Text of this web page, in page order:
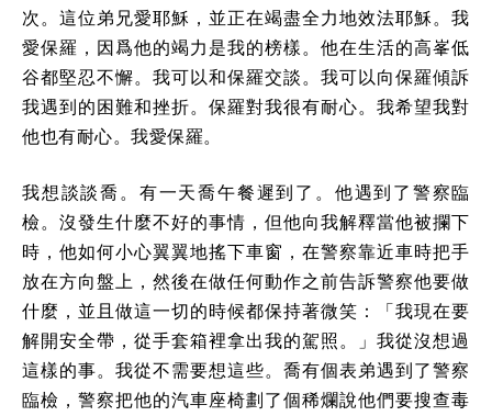
次。這位弟兄愛耶穌，並正在竭盡全力地效法耶穌。我
愛保羅，因爲他的竭力是我的榜樣。他在生活的高峯低
谷都堅忍不懈。我可以和保羅交談。我可以向保羅傾訴
我遇到的困難和挫折。保羅對我很有耐心。我希望我對
他也有耐心。我愛保羅。
我想談談喬。有一天喬午餐遲到了。他遇到了警察臨
檢。沒發生什麼不好的事情，但他向我解釋當他被攔下
時，他如何小心翼翼地搖下車窗，在警察靠近車時把手
放在方向盤上，然後在做任何動作之前告訴警察他要做
什麼，並且做這一切的時候都保持著微笑：「我現在要
解開安全帶，從手套箱裡拿出我的駕照。」我從沒想過
這樣的事。我從不需要想這些。喬有個表弟遇到了警察
臨檢，警察把他的汽車座椅劃了個稀爛說他們要搜查毒